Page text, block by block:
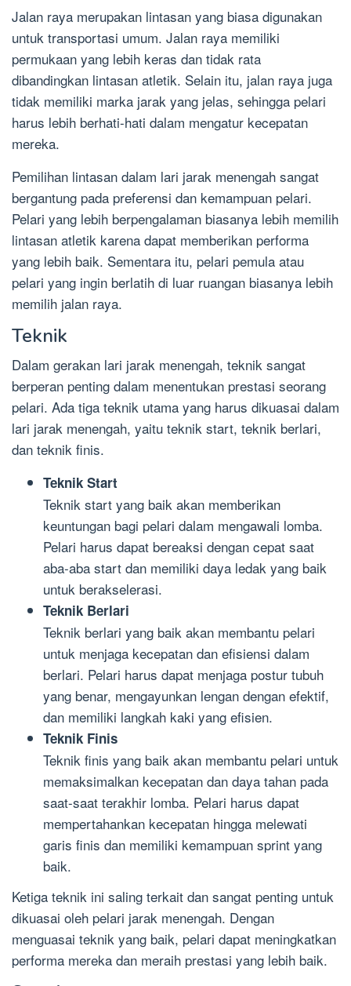
Jalan raya merupakan lintasan yang biasa digunakan
untuk transportasi umum. Jalan raya memiliki
permukaan yang lebih keras dan tidak rata
dibandingkan lintasan atletik. Selain itu, jalan raya juga
tidak memiliki marka jarak yang jelas, sehingga pelari
harus lebih berhati-hati dalam mengatur kecepatan
mereka.
Pemilihan lintasan dalam lari jarak menengah sangat
bergantung pada preferensi dan kemampuan pelari.
Pelari yang lebih berpengalaman biasanya lebih memilih
lintasan atletik karena dapat memberikan performa
yang lebih baik. Sementara itu, pelari pemula atau
pelari yang ingin berlatih di luar ruangan biasanya lebih
memilih jalan raya.
Teknik
Dalam gerakan lari jarak menengah, teknik sangat
berperan penting dalam menentukan prestasi seorang
pelari. Ada tiga teknik utama yang harus dikuasai dalam
lari jarak menengah, yaitu teknik start, teknik berlari,
dan teknik finis.
Teknik Start
Teknik start yang baik akan memberikan
keuntungan bagi pelari dalam mengawali lomba.
Pelari harus dapat bereaksi dengan cepat saat
aba-aba start dan memiliki daya ledak yang baik
untuk berakselerasi.
Teknik Berlari
Teknik berlari yang baik akan membantu pelari
untuk menjaga kecepatan dan efisiensi dalam
berlari. Pelari harus dapat menjaga postur tubuh
yang benar, mengayunkan lengan dengan efektif,
dan memiliki langkah kaki yang efisien.
Teknik Finis
Teknik finis yang baik akan membantu pelari untuk
memaksimalkan kecepatan dan daya tahan pada
saat-saat terakhir lomba. Pelari harus dapat
mempertahankan kecepatan hingga melewati
garis finis dan memiliki kemampuan sprint yang
baik.
Ketiga teknik ini saling terkait dan sangat penting untuk
dikuasai oleh pelari jarak menengah. Dengan
menguasai teknik yang baik, pelari dapat meningkatkan
performa mereka dan meraih prestasi yang lebih baik.